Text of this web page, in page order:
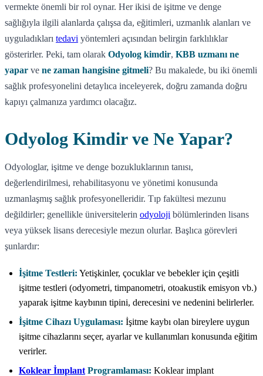
vermekte önemli bir rol oynar. Her ikisi de işitme ve denge
sağlığıyla ilgili alanlarda çalışsa da, eğitimleri, uzmanlık alanları ve
uyguladıkları tedavi yöntemleri açısından belirgin farklılıklar
gösterirler. Peki, tam olarak Odyolog kimdir, KBB uzmanı ne
yapar ve ne zaman hangisine gitmeli? Bu makalede, bu iki önemli
sağlık profesyonelini detaylıca inceleyerek, doğru zamanda doğru
kapıyı çalmanıza yardımcı olacağız.
Odyolog Kimdir ve Ne Yapar?
Odyologlar, işitme ve denge bozukluklarının tanısı,
değerlendirilmesi, rehabilitasyonu ve yönetimi konusunda
uzmanlaşmış sağlık profesyonelleridir. Tıp fakültesi mezunu
değildirler; genellikle üniversitelerin odyoloji bölümlerinden lisans
veya yüksek lisans derecesiyle mezun olurlar. Başlıca görevleri
şunlardır:
İşitme Testleri: Yetişkinler, çocuklar ve bebekler için çeşitli
işitme testleri (odyometri, timpanometri, otoakustik emisyon vb.)
yaparak işitme kaybının tipini, derecesini ve nedenini belirlerler.
İşitme Cihazı Uygulaması: İşitme kaybı olan bireylere uygun
işitme cihazlarını seçer, ayarlar ve kullanımları konusunda eğitim
verirler.
Koklear İmplant Programlaması: Koklear implant